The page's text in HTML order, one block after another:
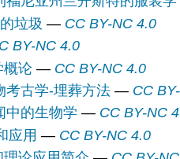
垃圾 — CC BY-NC 4.0
BY-NC 4.0
概论— CC BY-NC 4.0
考古学-埋葬方法— CC
中的生物学 — CC BY-NC
应用 — CC BY-NC 4.0